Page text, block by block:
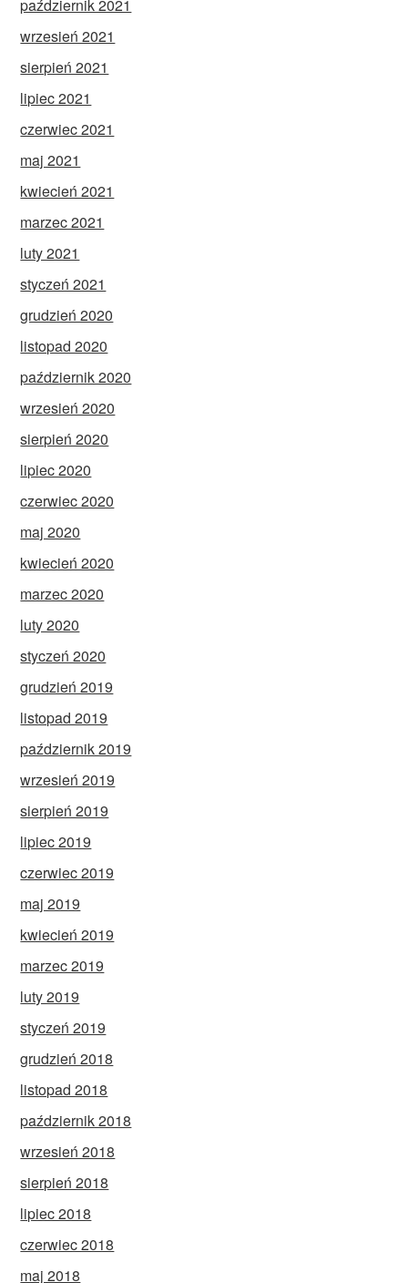
październik 2021
wrzesień 2021
sierpień 2021
lipiec 2021
czerwiec 2021
maj 2021
kwiecień 2021
marzec 2021
luty 2021
styczeń 2021
grudzień 2020
listopad 2020
październik 2020
wrzesień 2020
sierpień 2020
lipiec 2020
czerwiec 2020
maj 2020
kwiecień 2020
marzec 2020
luty 2020
styczeń 2020
grudzień 2019
listopad 2019
październik 2019
wrzesień 2019
sierpień 2019
lipiec 2019
czerwiec 2019
maj 2019
kwiecień 2019
marzec 2019
luty 2019
styczeń 2019
grudzień 2018
listopad 2018
październik 2018
wrzesień 2018
sierpień 2018
lipiec 2018
czerwiec 2018
maj 2018